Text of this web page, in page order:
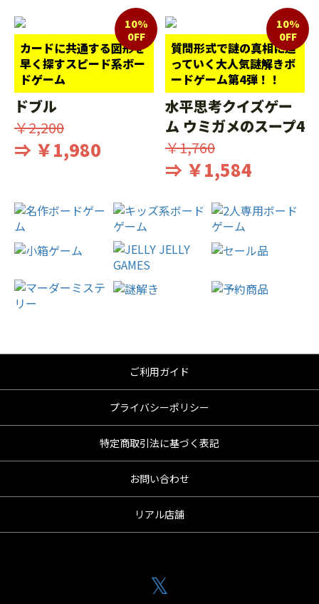
カードに共通する図形を
早く探すスピード系ボー
ドゲーム
10%
0FF
ドブル
￥2,200
⇒ ￥1,980
質問形式で謎の真相に迫
っていく大人気謎解きボ
ードゲーム第4弾！！
10%
0FF
水平思考クイズゲー
ム ウミガメのスープ4
￥1,760
⇒ ￥1,584
ご利用ガイド
プライバシーポリシー
特定商取引法に基づく表記
お問い合わせ
リアル店舗
𝕏